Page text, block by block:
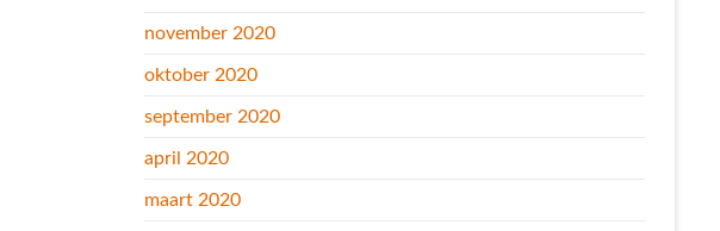
november 2020
oktober 2020
september 2020
april 2020
maart 2020